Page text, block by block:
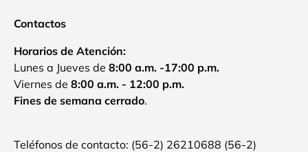
Contactos
Horarios de Atención:
Lunes a Jueves de 8:00 a.m. -17:00 p.m.
Viernes de 8:00 a.m. - 12:00 p.m.
Fines de semana cerrado.
Teléfonos de contacto: (56-2) 26210688 (56-2)